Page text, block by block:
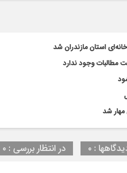
استان مازندران شد
مطالبات وجود ندارد
مهار شد
: ۰ در انتظار بررسی : ۰